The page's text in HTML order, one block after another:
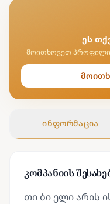
ეს
მოითხოვეთ
ინფორმაცია
კომპანიის
თი ბი ელი არის